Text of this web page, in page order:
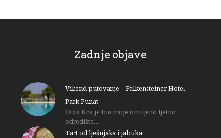
Zadnje objave
Vikend putovanje – Falkensteiner Hotel
Park Punat
Otok Krk je bio moje omiljeno ljetno
odredište…
Tart od lješnjaka i jabuka